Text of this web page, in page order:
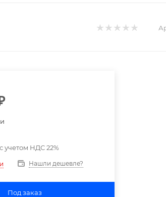
учетом НДС 22%
Нашли дешевле?
Под заказ